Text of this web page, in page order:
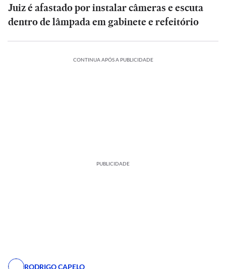
Juiz é afastado por instalar câmeras e escuta
dentro de lâmpada em gabinete e refeitório
CONTINUA APÓS A PUBLICIDADE
PUBLICIDADE
RODRIGO CAPELO